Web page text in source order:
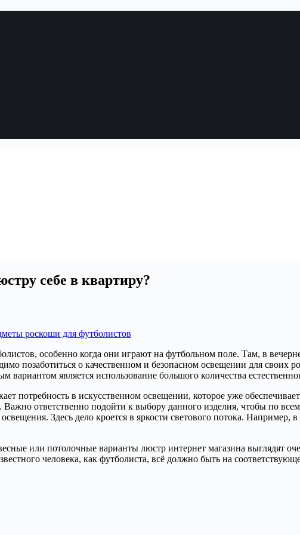
себе в квартиру?
роскоши для футболистов
особенно когда они играют на футбольном поле. Там, в
позаботиться о качественном и безопасном освещении для своих
вариантом является использование большого количества
потребность в искусственном освещении, которое уже
ответственно подойти к выбору данного изделия, чтобы по
Здесь дело кроется в яркости светового потока.
или потолочные варианты люстр интернет магазина выглядят
человека, как футболиста, всё должно быть на